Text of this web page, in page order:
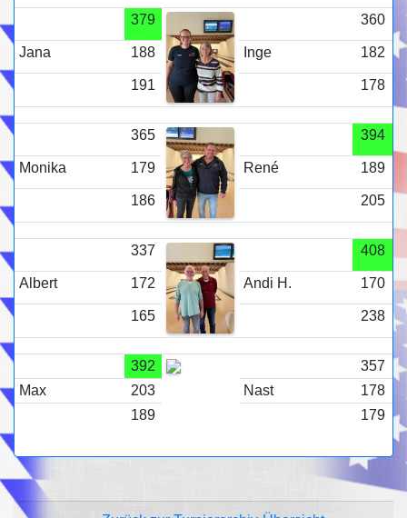
379 360
Jana 188 Inge 182
191 178
365 394
Monika 179 René 189
186 205
337 408
Albert 172 Andi H. 170
165 238
392
357
Max
203 Nast
178
189
179